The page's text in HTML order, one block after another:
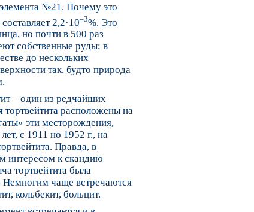
№21. Почему это
2,2·10–3%. Это
но почти в 500 раз
собственные руды; в
до нескольких
так, будто природа
– один из редчайших
расположены на
эти месторождения,
с 1911 но 1952 г., на
Правда, в
интересом к скандию
тортвейтита была
Немногим чаще встречаются
кольбекит, больцит.